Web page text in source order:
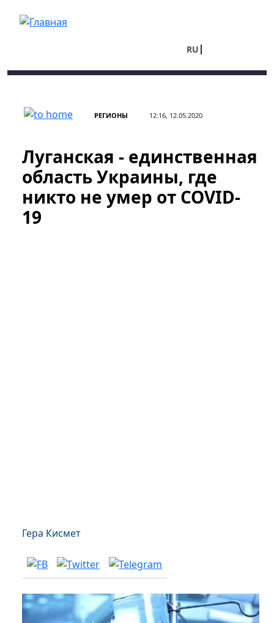
RU
РЕГИОНЫ 12:16, 12.05.2020
Луганская - единственная
область Украины, где
никто не умер от COVID-
19
Гера Кисмет